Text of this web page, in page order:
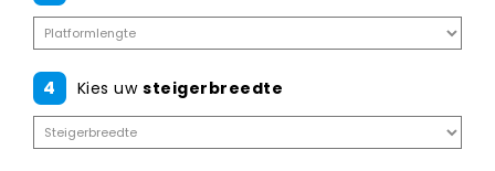
4 Kies uw steigerbreedte